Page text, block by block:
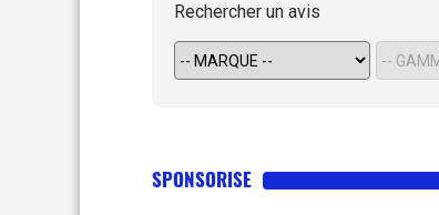
Rechercher un avis
SPONSORISE